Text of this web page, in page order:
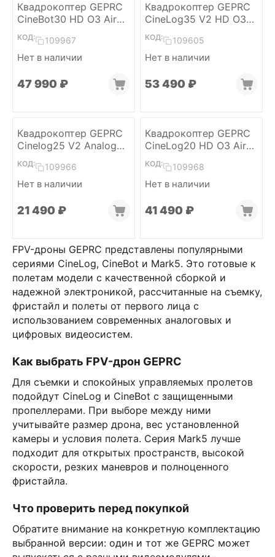
FPV-дроны GEPRC представлены популярными
сериями CineLog, CineBot и Mark5. Это готовые к
полетам модели с качественной сборкой и
надежной электроникой, рассчитанные на съемку,
фристайл и полеты от первого лица с
использованием современных аналоговых и
цифровых видеосистем.
Как выбрать FPV-дрон GEPRC
Для съемки и спокойных управляемых пролетов
подойдут CineLog и CineBot с защищенными
пропеллерами. При выборе между ними
учитывайте размер дрона, вес установленной
камеры и условия полета. Серия Mark5 лучше
подходит для открытых пространств, высокой
скорости, резких маневров и полноценного
фристайла.
Что проверить перед покупкой
Обратите внимание на конкретную комплектацию
выбранной версии: один и тот же GEPRC может
Квадрокоптер GEPRC
CineBot30 HD O3 Air
Unit (6S, ELRS2.4)
КОД: 109967
Нет в наличии
47 990 ₽
Квадрокоптер GEPRC
CineLog35 V2 HD O3
Air Unit (GPS, ELRS 2.4)
КОД: 109605
Нет в наличии
53 490 ₽
Квадрокоптер GEPRC
Cinelog25 V2 Analog
(GPS, ELRS 2.4)
КОД: 109966
Нет в наличии
21 490 ₽
Квадрокоптер GEPRC
CineLog20 HD O3 Air
Unit (ELRS 2.4)
КОД: 109968
Нет в наличии
41 490 ₽